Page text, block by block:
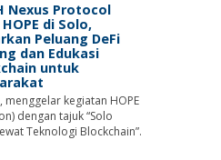
Nexus Protocol
di Solo,
Peluang DeFi
dan Edukasi
untuk
kegiatan HOPE
dengan tajuk “Solo
Teknologi Blockchain”.